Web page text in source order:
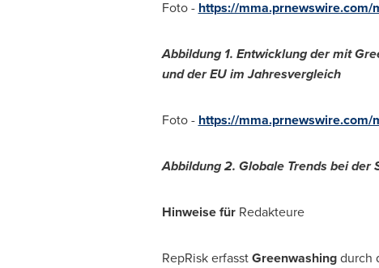
Foto - https://
Abbildung 1. Entwicklung der mit
und der EU im Jahresvergleich
Foto - https://
Abbildung 2. Globale Trends bei der
Hinweise für Redakteure
RepRisk erfasstGreenwashingdurch